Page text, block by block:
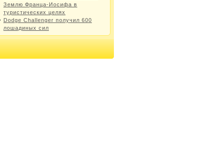
Землю Франца-Иосифа в
туристических целях
Dodge Challenger получил 600
лошадиных сил